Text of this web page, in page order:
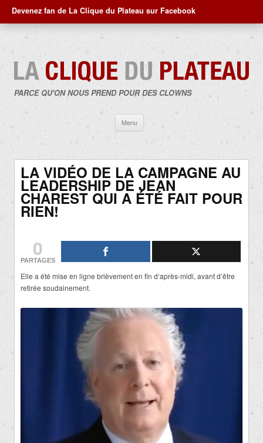
Devenez fan de La Clique du Plateau sur Facebook
PARCE QU'ON NOUS PREND POUR DES CLOWNS
Menu
contenu
LA VIDÉO DE LA CAMPAGNE AU
LEADERSHIP DE JEAN
CHAREST QUI A ÉTÉ FAIT POUR
RIEN!
0
PARTAGES
Elle a été mise en ligne brièvement en fin d‘après-midi, avant d’être
retirée soudainement.